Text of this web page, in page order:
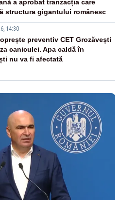
a aprobat tranzacția care
structura gigantului românesc
14:30
oprește preventiv CET Grozăvești
caniculei. Apa caldă în
nu va fi afectată